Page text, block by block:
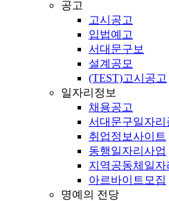
공고
고시공고
입법예고
서대문구보
설계공모
(TEST)고시공고
일자리정보
채용공고
서대문구일자리
취업정보사이트
동행일자리사업
지역공동체일자
아르바이트모집
명예의 전당